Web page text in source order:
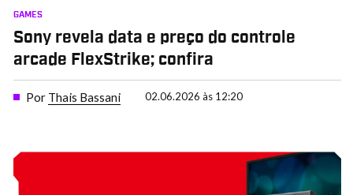
GAMES
Sony revela data e preço do controle
arcade FlexStrike; confira
Por Thais Bassani 02.06.2026 às 12:20